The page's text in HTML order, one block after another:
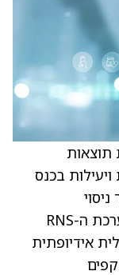
תוצאות
ויעילות בכנס
NAUTILUS המתמשך המעריך את מערכת ה-RNS
אידיופתית